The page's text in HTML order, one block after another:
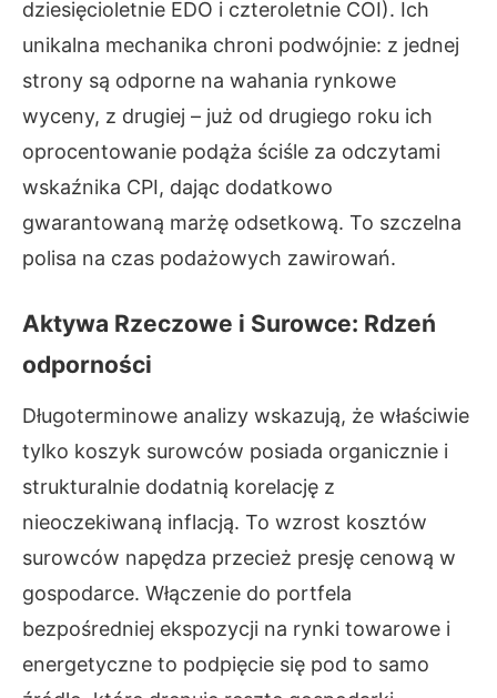
dziesięcioletnie EDO i czteroletnie COI). Ich
unikalna mechanika chroni podwójnie: z jednej
strony są odporne na wahania rynkowe
wyceny, z drugiej – już od drugiego roku ich
oprocentowanie podąża ściśle za odczytami
wskaźnika CPI, dając dodatkowo
gwarantowaną marżę odsetkową. To szczelna
polisa na czas podażowych zawirowań.
Aktywa Rzeczowe i Surowce: Rdzeń
odporności
Długoterminowe analizy wskazują, że właściwie
tylko koszyk surowców posiada organicznie i
strukturalnie dodatnią korelację z
nieoczekiwaną inflacją. To wzrost kosztów
surowców napędza przecież presję cenową w
gospodarce. Włączenie do portfela
bezpośredniej ekspozycji na rynki towarowe i
energetyczne to podpięcie się pod to samo